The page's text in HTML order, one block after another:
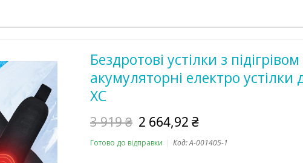
Бездротові устілки з
акумуляторні електро
XC
3 919 ₴ 2 664,92 ₴
Готово до відправки Код:А-001405-1